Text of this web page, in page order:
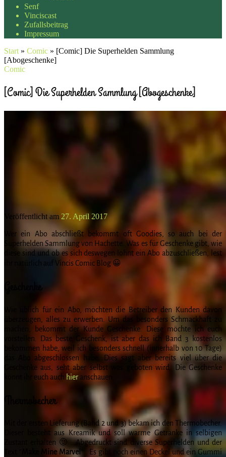
Senf
Vinciscast
Zufallsbeitrag
Impressum
Start » Comic » [Comic] Die Superhelden Sammlung
[Abogeschenke]
Comic
[Comic] Die Superhelden Sammlung [Abogeschenke]
Veröffentlicht am 27. April 2017
Wer ein Abo abschließt bekommt oft Goodies, so auch bei der
Superhelden Sammlung von Hachette. Was es für Geschenke gibt, wie
diese sind und ob es sich deswegen lohnt ein Abo abzuschließen, lest
ihr natürlich auf Vincis Comic Blog 😀
Geschenke
Wie üblich für ein Abo, möchten die Betreiber den Kunden davon
überzeugen, alles zu erwerben. Um das besonders Schmackhaft zu
machen, bekommt der Kunde Geschenke. Diese möchte ich euch
vorstellen. Das beste Geschenk, ist aber das ich Band 3 kostenlos
bekommen habe, weil ich besonders schnell (innerhalb von 10 Tage)
das Abo abgeschlossen habe. Dies sagt aber bereits viel über die
Geschenke aus, seht aber selbst was geboten wird. Die Geschenke
könnt ihr euch auch hier anschauen.
Thermobecher
Mit der ersten Lieferung (Band 2 und 3) bekam ich den Thermobecher.
Dieser besteht aus Kreamik und soll warme Getränke in selbigen
Zustant erhalten 🙂 . Abgedruckt sind diverse Superhelden und der
Make Mine Marvel” . Es gibt noch einen Deckel und ein Gummi